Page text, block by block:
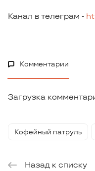
Канал в телеграм -
Комментарии
Загрузка
Кофейный патруль
Назад к списку